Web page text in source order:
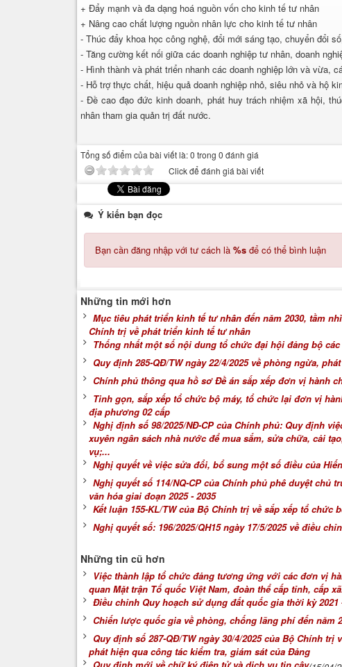
+ Đẩy mạnh và đa dạng hoá nguồn vốn cho kinh tế tư nhân
+ Nâng cao chất lượng nguồn nhân lực cho kinh tế tư nhân
- Thúc đẩy khoa học công nghệ, đổi mới sáng tạo, chuyển đổi
- Tăng cường kết nối giữa các doanh nghiệp tư nhân, doanh
- Hình thành và phát triển nhanh các doanh nghiệp lớn và vừa,
- Hỗ trợ thực chất, hiệu quả doanh nghiệp nhỏ, siêu nhỏ và hộ
- Đề cao đạo đức kinh doanh, phát huy trách nhiệm xã hội,
nhân tham gia quản trị đất nước.
Tổng số điểm của bài viết là: 0 trong 0 đánh giá
Click để đánh giá bài viết
Ý kiến bạn đọc
Bạn cần đăng nhập với tư cách là %s để có thể bình luận
Những tin mới hơn
Mục tiêu phát triển kinh tế tư nhân đến năm 2030, tầm
Chính trị về phát triển kinh tế tư nhân
Thống nhất một số nội dung tổ chức đại hội đảng bộ các
Quy định 285-QĐ/TW ngày 22/4/2025 về phòng ngừa,
Chính phủ thông qua hồ sơ Đề án sắp xếp đơn vị hành
Tinh gọn, sắp xếp tổ chức bộ máy, tổ chức lại đơn vị
địa phương 02 cấp
Nghị định số 98/2025/NĐ-CP của Chính phủ: Quy định
xuyên ngân sách nhà nước để mua sắm, sửa chữa, cải
vụ;...
Nghị quyết về việc sửa đổi, bổ sung một số điều của
Nghị quyết số 114/NQ-CP của Chính phủ phê duyệt
văn hóa giai đoạn 2025 - 2035
Kết luận 155-KL/TW của Bộ Chính trị về sắp xếp tổ chức
Nghị quyết số: 196/2025/QH15 ngày 17/5/2025 về điều
Những tin cũ hơn
Việc thành lập tổ chức đảng tương ứng với các đơn vị
quan Mặt trận Tổ quốc Việt Nam, đoàn thể cấp tỉnh, cấp
Điều chỉnh Quy hoạch sử dụng đất quốc gia thời kỳ 2021
Chiến lược quốc gia về phòng, chống lãng phí đến năm
Quy định số 287-QĐ/TW ngày 30/4/2025 của Bộ Chính
phát hiện qua công tác kiểm tra, giám sát của Đảng